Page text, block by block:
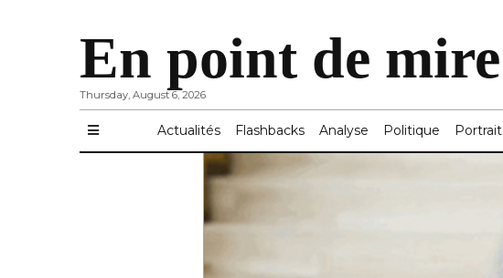
Thursday, August 6, 2026
En point de mire
Actualités Flashbacks Analyse Politique Portrait